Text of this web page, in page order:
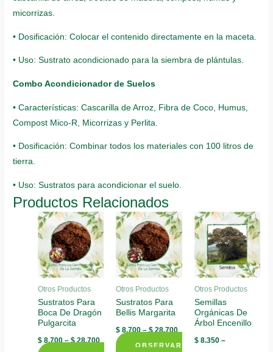
micorrizas.
• Dosificación: Colocar el contenido directamente en la maceta.
• Uso: Sustrato acondicionado para la siembra de plántulas.
Combo Acondicionador de Suelos
• Características: Cascarilla de Arroz, Fibra de Coco, Humus,
Compost Mico-R, Micorrizas y Perlita.
• Dosificación: Combinar todos los materiales con 100 litros de
tierra.
• Uso: Sustratos para acondicionar el suelo.
Productos Relacionados
Otros Productos
Sustratos Para
Boca De Dragón
Pulgarcita
$ 8.700–$28.700
Otros Productos
Sustratos Para
Bellis Margarita
$ 8.700–$28.700
OBSERVAR
Otros Productos
Semillas
Orgánicas De
Árbol Encenillo
$8.350–